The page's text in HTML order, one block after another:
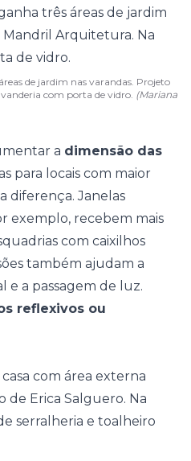
de jardim nas varandas. Projeto
com porta de vidro. (Mariana
a dimensão das
para locais com maior
diferença. Janelas
exemplo, recebem mais
com caixilhos
também ajudam a
e a passagem de luz.
reflexivos ou